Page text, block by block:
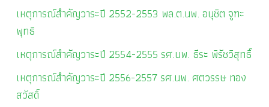
เหตุการณ์สำคัญวาระปี 2552-2553 พล.ต.นพ. อนุชิต จูฑะ
พุทธิ
เหตุการณ์สำคัญวาระปี 2554-2555 รศ.นพ. ธีระ พิรัชวิสุทธิ์
เหตุการณ์สำคัญวาระปี 2556-2557 รศ.นพ. ศตวรรษ ทอง
สวัสดิ์